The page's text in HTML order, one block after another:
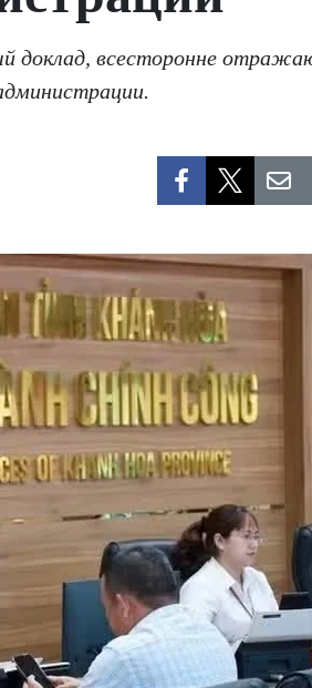
доклад, всесторонне